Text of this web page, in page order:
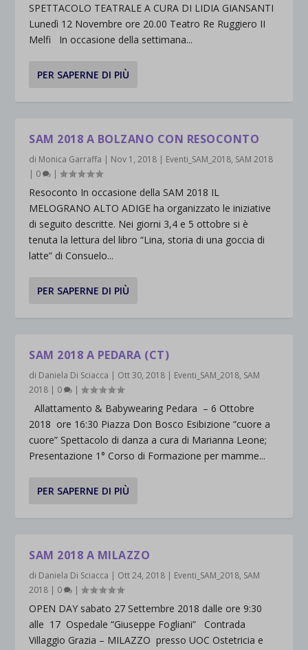
SPETTACOLO TEATRALE A CURA DI LIDIA GIANSANTI
Lunedì 12 Novembre ore 20.00 Teatro Re Ruggiero II
Melfi In occasione della settimana...
PER SAPERNE DI PIÙ
SAM 2018 A BOLZANO CON RESOCONTO
di Monica Garraffa | Nov 1, 2018 | Eventi_SAM_2018, SAM 2018
| 0 |
Resoconto In occasione della SAM 2018 IL
MELOGRANO ALTO ADIGE ha organizzato le iniziative
di seguito descritte. Nei giorni 3,4 e 5 ottobre si è
tenuta la lettura del libro “Lina, storia di una goccia di
latte” di Consuelo...
PER SAPERNE DI PIÙ
SAM 2018 A PEDARA (CT)
di Daniela Di Sciacca | Ott 30, 2018 | Eventi_SAM_2018, SAM
2018 | 0 |
Allattamento & Babywearing Pedara – 6 Ottobre
2018 ore 16:30 Piazza Don Bosco Esibizione “cuore a
cuore” Spettacolo di danza a cura di Marianna Leone;
Presentazione 1° Corso di Formazione per mamme...
PER SAPERNE DI PIÙ
SAM 2018 A MILAZZO
di Daniela Di Sciacca | Ott 24, 2018 | Eventi_SAM_2018, SAM
2018 | 0 |
OPEN DAY sabato 27 Settembre 2018 dalle ore 9:30
alle 17 Ospedale “Giuseppe Fogliani” Contrada
Villaggio Grazia – MILAZZO presso UOC Ostetricia e